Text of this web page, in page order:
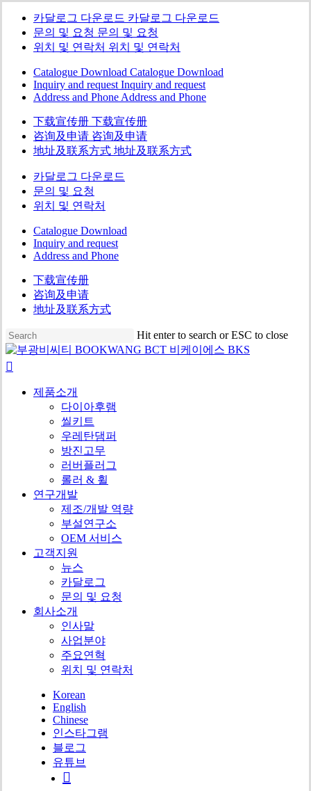
카달로그 다운로드 카달로그 다운로드
문의 및 요청 문의 및 요청
위치 및 연락처 위치 및 연락처
Catalogue Download Catalogue Download
Inquiry and request Inquiry and request
Address and Phone Address and Phone
下载宣传册 下载宣传册
咨询及申请 咨询及申请
地址及联系方式 地址及联系方式
카달로그 다운로드
문의 및 요청
위치 및 연락처
Catalogue Download
Inquiry and request
Address and Phone
下载宣传册
咨询及申请
地址及联系方式
Skip
to
main
content
Hit enter to search or ESC to close
Close
Search
제품소개
다이아후램
씰키트
우레탄댐퍼
방진고무
러버플러그
롤러 & 휠
연구개발
제조/개발 역량
부설연구소
OEM 서비스
고객지원
뉴스
카달로그
문의 및 요청
회사소개
인사말
사업분야
주요연혁
위치 및 연락처
Korean
English
Chinese
인스타그램
블로그
유튜브